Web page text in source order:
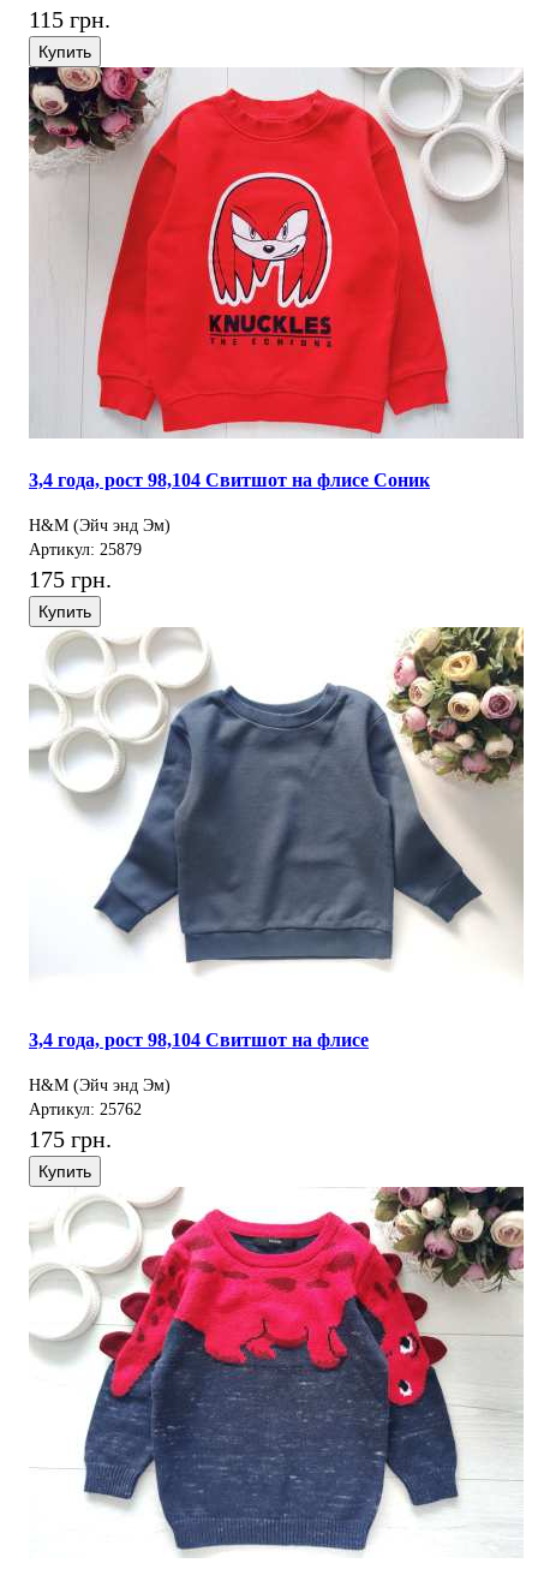
115 грн.
Купить
3,4 года, рост 98,104 Свитшот на флисе Соник
H&M (Эйч энд Эм)
Артикул: 25879
175 грн.
Купить
3,4 года, рост 98,104 Свитшот на флисе
H&M (Эйч энд Эм)
Артикул: 25762
175 грн.
Купить